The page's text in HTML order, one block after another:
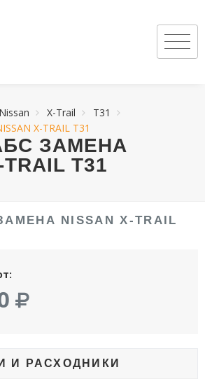
Nissan X-Trail
T31
X-TRAIL T31
ЗАМЕНА
T31
NISSAN X-TRAIL
И РАСХОДНИКИ